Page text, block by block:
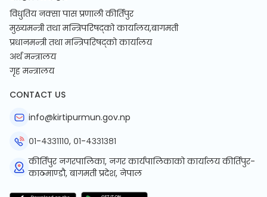
विधुतिय नक्सा पास प्रणाली कीर्तिपुर
मुख्यमन्त्री तथा मन्त्रिपरिषद्को कार्यालय,बागमती
प्रधानमन्त्री तथा मन्त्रिपरिषद्को कार्यालय
अर्थ मन्त्रालय
गृह मन्त्रालय
CONTACT US
info@kirtipurmun.gov.np
०१-४३३१११०, ०१-४३३१३८१
कीर्तिपुर नगरपालिका, नगर कार्यपालिकाको कार्यालय कीर्तिपुर-
काठमाण्डौ, बागमती प्रदेश, नेपाल